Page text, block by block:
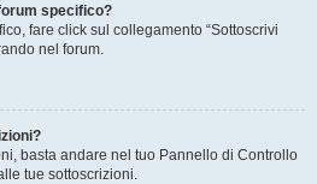
specifico?
fare click sul collegamento “Sottoscrivi
nel forum.
basta andare nel tuo Pannello di Controllo
tue sottoscrizioni.